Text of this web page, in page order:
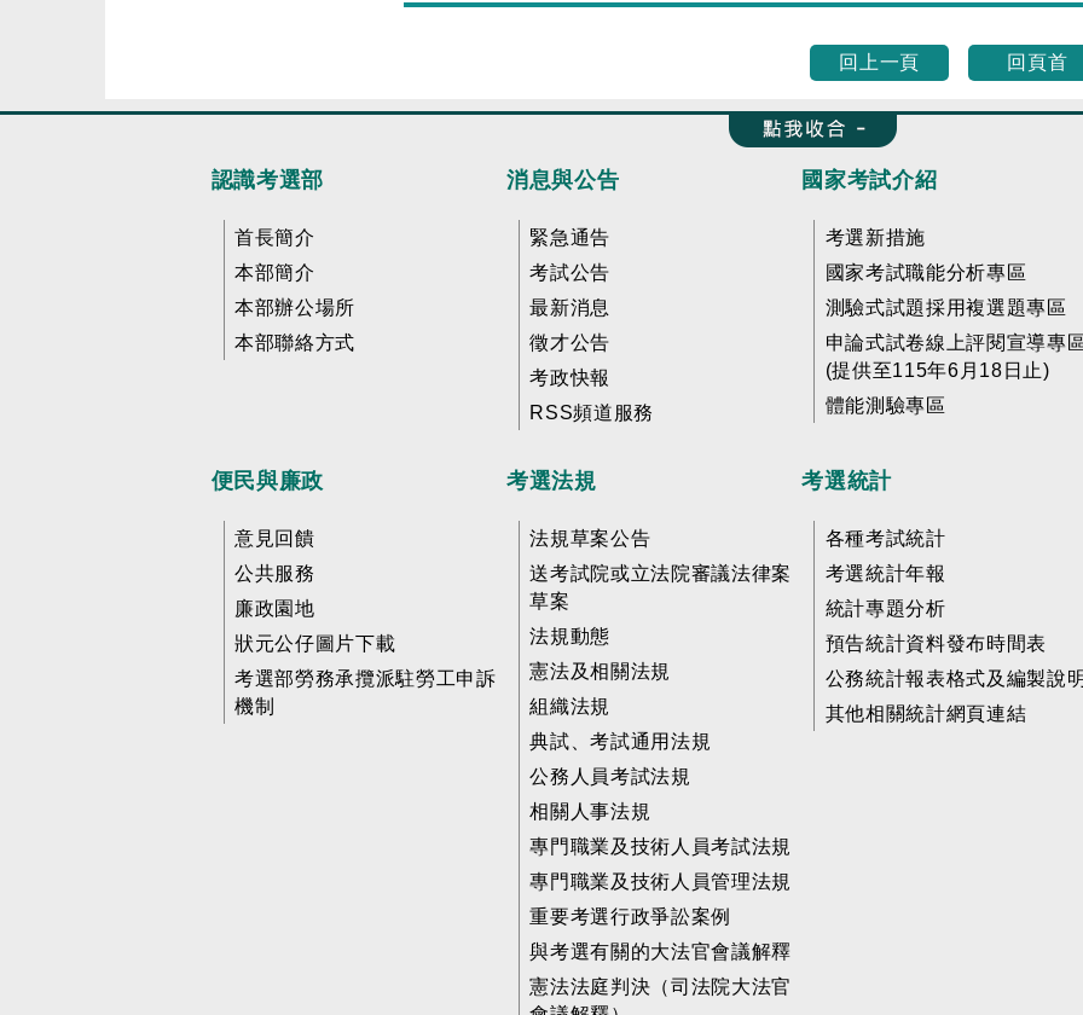
回上一頁 回頁首
收合 FatFooter
認識考選部
首長簡介
本部簡介
本部辦公場所
本部聯絡方式
消息與公告
緊急通告
考試公告
最新消息
徵才公告
考政快報
RSS頻道服務
國家考試介紹
考選新措施
國家考試職能分析專區
測驗式試題採用複選題專區
申論式試卷線上評閱宣導專
(提供至115年6月18日止)
體能測驗專區
便民與廉政
意見回饋
公共服務
廉政園地
狀元公仔圖片下載
考選部勞務承攬派駐勞工申訴
機制
考選法規
法規草案公告
送考試院或立法院審議法律案
草案
法規動態
憲法及相關法規
組織法規
典試、考試通用法規
公務人員考試法規
相關人事法規
專門職業及技術人員考試法規
專門職業及技術人員管理法規
重要考選行政爭訟案例
與考選有關的大法官會議解釋
憲法法庭判決（司法院大法官
考選統計
各種考試統計
考選統計年報
統計專題分析
預告統計資料發布時間表
公務統計報表格式及編製說
其他相關統計網頁連結